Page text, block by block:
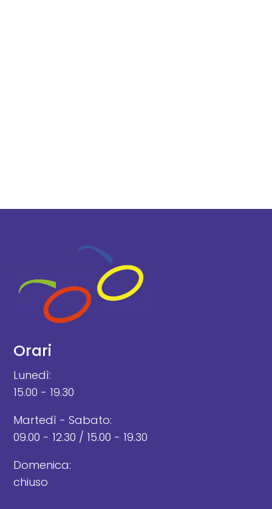
Orari
Lunedì:
15.00 - 19.30
Martedì - Sabato:
09.00 - 12.30 / 15.00 - 19.30
Domenica:
chiuso